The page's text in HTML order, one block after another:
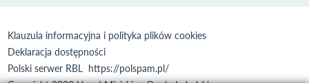
Klauzula informacyjna i polityka plików cookies
Deklaracja dostępności
Polski serwer RBL https://polspam.pl/